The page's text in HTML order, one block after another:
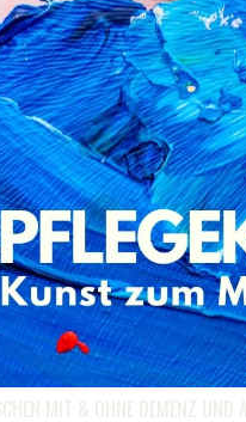
MIT & OHNE DEMENZ UND